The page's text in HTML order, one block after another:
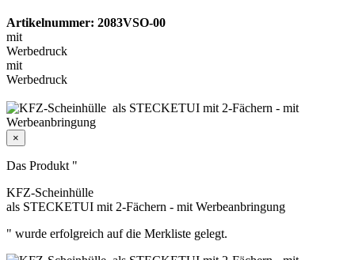
Artikelnummer: 2083VSO-00
mit
Werbedruck
mit
Werbedruck
×
Das Produkt "
KFZ-Scheinhülle
als STECKETUI mit 2-Fächern - mit Werbeanbringung
" wurde erfolgreich auf die Merkliste gelegt.